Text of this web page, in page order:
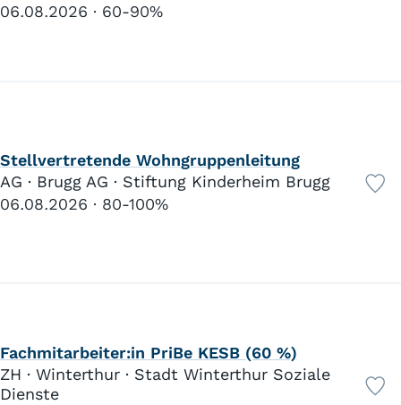
06.08.2026
60-90%
Stellvertretende Wohngruppenleitung
AG · Brugg AG · Stiftung Kinderheim Brugg
06.08.2026
80-100%
Fachmitarbeiter:in PriBe KESB (60 %)
ZH · Winterthur · Stadt Winterthur Soziale
Dienste